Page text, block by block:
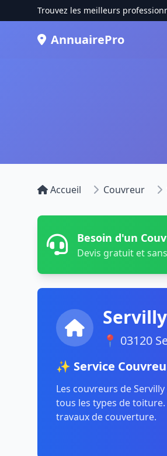
Trouvez les meilleurs
AnnuairePro
Accueil Couvreur
Besoin d'un
Devis gratuit et
Servilly
📍 03120
✨ Service
Les couvreurs de
tous les types de
travaux de couverture.